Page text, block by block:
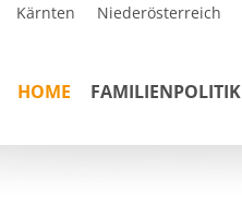
Kärnten Niederösterreich
HOME FAMILIENPOLITIK